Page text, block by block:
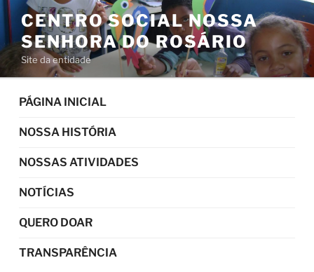
Pular
para
conteúdo
CENTRO SOCIAL NOSSA
SENHORA DO ROSÁRIO
Site da entidade
PÁGINA INICIAL
NOSSA HISTÓRIA
NOSSAS ATIVIDADES
NOTÍCIAS
QUERO DOAR
TRANSPARÊNCIA